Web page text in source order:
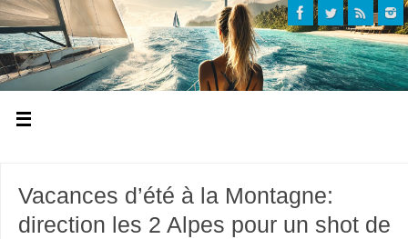
Vacances d’été à la Montagne:
direction les 2 Alpes pour un shot de